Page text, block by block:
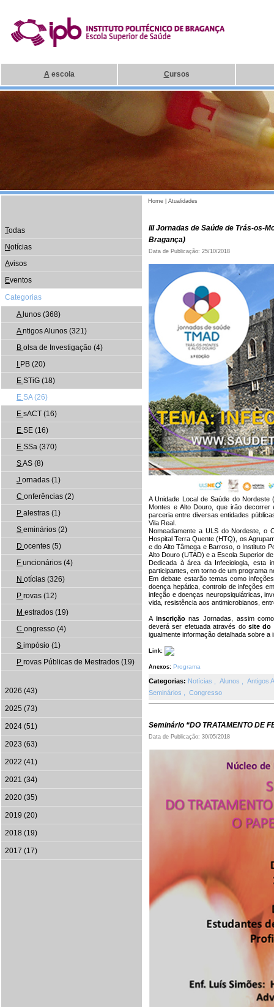
A escola Cursos
Home Atualidades
Todas
Notícias
Avisos
Eventos
Categorias
A lunos (368)
Antigos Alunos (321)
B olsa de Investigação (4)
PB (20)
E STiG (18)
E SA (26)
E sACT (16)
E SE (16)
E SSa (370)
SAS (8)
J ornadas (1)
C onferências (2)
P alestras (1)
S eminários (2)
D ocentes (5)
F uncionários (4)
N otícias (326)
P rovas (12)
M estrados (19)
C ongresso (4)
S impósio (1)
P rovas Públicas de Mestrados (19)
2026 (43)
2025 (73)
2024 (51)
2023 (63)
2022 (41)
2021 (34)
2020 (35)
2019 (20)
2018 (19)
2017 (17)
III Jornadas de Saúde de Trás-os-
Bragança)
Data de Publicação: 25/10/2018
A Unidade Local de Saúde do
Montes e Alto Douro, que irão
parceria entre diversas entidades
Vila Real.
Nomeadamente a ULS do Nordeste, o
Hospital Terra Quente (HTQ), os
e do Alto Tâmega e Barroso, o Instituto
Alto Douro (UTAD) e a Escola Superior
Dedicada à área da Infeciologia, esta
participantes, em torno de um programa
Em debate estarão temas como
doença hepática, controlo de infeções
infeção e doenças neuropsiquiátricas,
vida, resistência aos antimicrobianos,
A inscriçãonas Jornadas, assim
deverá ser efetuada através do site do
igualmente informação detalhada sobre a
Link:
Anexos: Programa
Categorias: Notícias Alunos
Antigos
Seminários
Congresso
Seminário “DO TRATAMENTO DE
Data de Publicação: 30/05/2018